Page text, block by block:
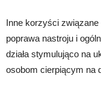
Inne korzyści
poprawa nastroju i
działa stymulująco na
osobom cierpiącym na